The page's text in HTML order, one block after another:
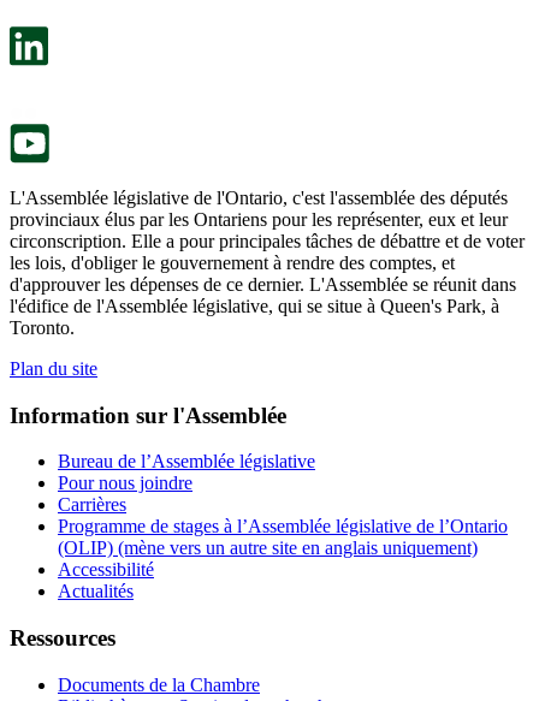
L'Assemblée législative de l'Ontario, c'est l'assemblée des députés
provinciaux élus par les Ontariens pour les représenter, eux et leur
circonscription. Elle a pour principales tâches de débattre et de voter
les lois, d'obliger le gouvernement à rendre des comptes, et
d'approuver les dépenses de ce dernier. L'Assemblée se réunit dans
l'édifice de l'Assemblée législative, qui se situe à Queen's Park, à
Toronto.
Plan du site
Information sur l'Assemblée
Bureau de l’Assemblée législative
Pour nous joindre
Carrières
Programme de stages à l’Assemblée législative de l’Ontario
(OLIP) (mène vers un autre site en anglais uniquement)
Accessibilité
Actualités
Ressources
Documents de la Chambre